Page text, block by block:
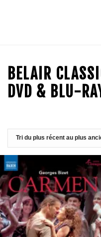
BELAIR
DVD & BLU-